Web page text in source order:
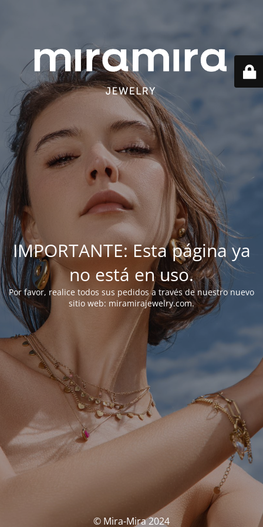
IMPORTANTE: Esta página ya
no está en uso.
Por favor, realice todos sus pedidos a través de nuestro nuevo
sitio web: miramirajewelry.com.
© Mira-Mira 2024